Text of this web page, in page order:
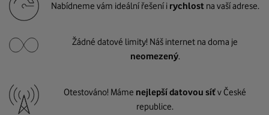
Nabídneme vám ideální řešení i rychlost na vaší adrese.
Žádné datové limity! Náš internet na doma je
neomezený.
Otestováno! Máme nejlepší datovou síťv České
republice.